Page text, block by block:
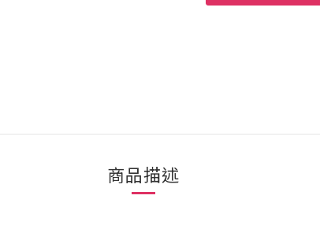
商品描述